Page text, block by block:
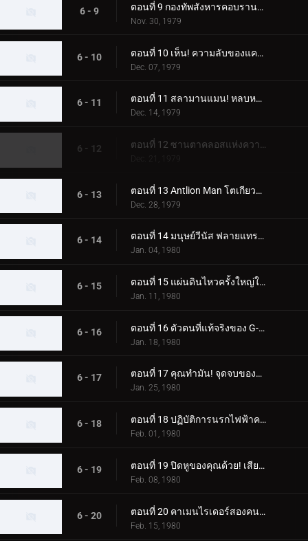
6 - 9 ตอนที่ 9 กองทัพสังหารคอบรานแมน
Nov. 30, 1979
6 - 10 ตอนที่ 10 เห็น! ความลับของแครกเกอร์แมน
Dec. 07, 1979
6 - 11 ตอนที่ 11 สลามานแมน! หลบหนีจากหุบเขานรก
Dec. 14, 1979
6 - 12
Dec. 21, 1979
6 - 13 ตอนที่ 13 Antlion Man โตเกียวระเบิดก่อน 03.00 น
Dec. 28, 1979
6 - 14 ตอนที่ 14 มนุษย์วีนัส ฟลายแทรป มาสค์ไรเดอร์ โคลสคอล
Jan. 04, 1980
6 - 15 ตอนที่ 15 แผ่นดินไหวครั้งใหญ่ในโตเกียวของ Blue Mold Man ที่น่าสะพรึงกลัว
Jan. 11, 1980
6 - 16 ตอนที่ 16 ตัวตนที่แท้จริงของ G-Monster ของมนุษย์แมลงสาบอมตะคืออะไร
Jan. 18, 1980
6 - 17 ตอนที่ 17 คุณทำมัน! จุดจบของจี-มอนสเตอร์
Jan. 25, 1980
6 - 18 ตอนที่ 18 ปฏิบัติการนรกไฟฟ้าครั้งใหญ่ของพลเรือเอกมาจิน
Feb. 01, 1980
6 - 19 ตอนที่ 19 ปิดหูของคุณด้วย! เสียงร้องไห้สังหารของมนุษย์หมาป่า
Feb. 08, 1980
6 - 20 ตอนที่ 20 คาเมนไรเดอร์สองคนซึ่งเป็นอีกคนหนึ่ง
Feb. 15, 1980